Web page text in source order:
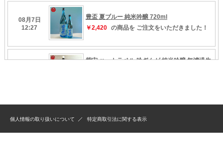
個人情報の取り扱いについて 特定商取引法に関する表示